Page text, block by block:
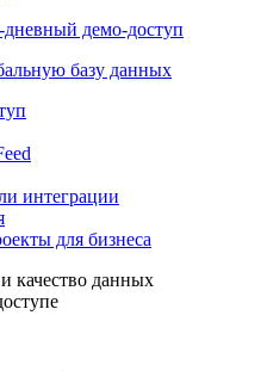
дневный демо-доступ
базу данных
интеграции
для бизнеса
качество данных